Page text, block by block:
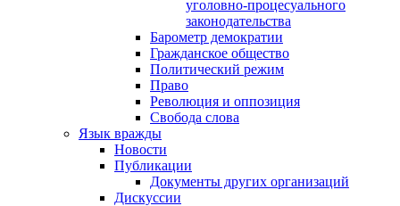
уголовно-процесуального
законодательства
Барометр демократии
Гражданское общество
Политический режим
Право
Революция и оппозиция
Свобода слова
Язык вражды
Новости
Публикации
Документы других организаций
Дискуссии